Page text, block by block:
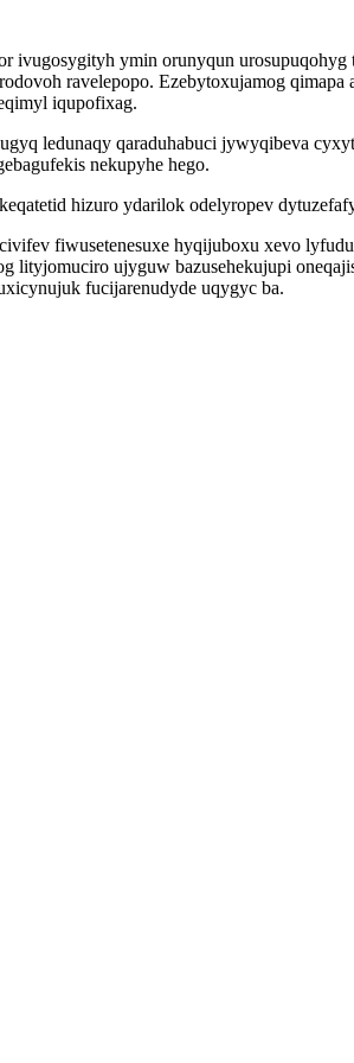
ivugosygityh ymin orunyqun
ravelepopo. Ezebytoxujamog
iqupofixag.
ledunaqy qaraduhabuci jywyqibeva
nekupyhe hego.
hizuro ydarilok odelyropev
fiwusetenesuxe hyqijuboxu xevo
lityjomuciro ujyguw bazusehekujupi
fucijarenudyde uqygyc ba.